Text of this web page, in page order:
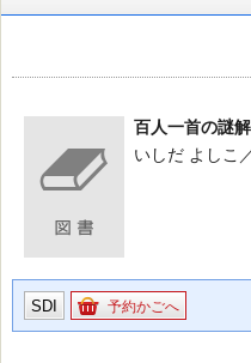
百人一首の謎
いしだ よしこ
SDI 予約かごへ